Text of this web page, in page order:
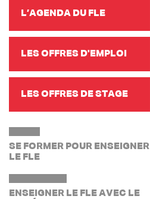
L’AGENDA DU FLE
LES OFFRES D'EMPLOI
LES OFFRES DE STAGE
SE FORMER POUR ENSEIGNER
LE FLE
ENSEIGNER LE FLE AVEC LE